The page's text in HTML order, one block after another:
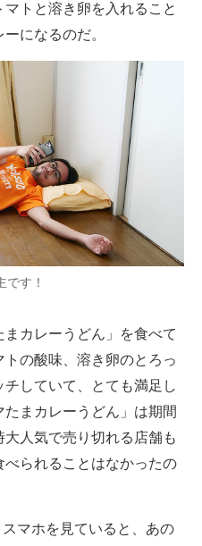
トと溶き卵を入れること
になるのだ。
です！
カレーうどん」を食べて
の酸味、溶き卵のとろっ
していて、とても満足し
まカレーうどん」は期間
人気で売り切れる店舗も
られることはなかったの
マホを見ていると、あの